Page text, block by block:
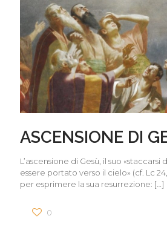
ASCENSIONE DI
L’ascensione di Gesù, il suo
essere portato verso il cielo» (cf. Lc
per esprimere la sua resurrezione: […]
0